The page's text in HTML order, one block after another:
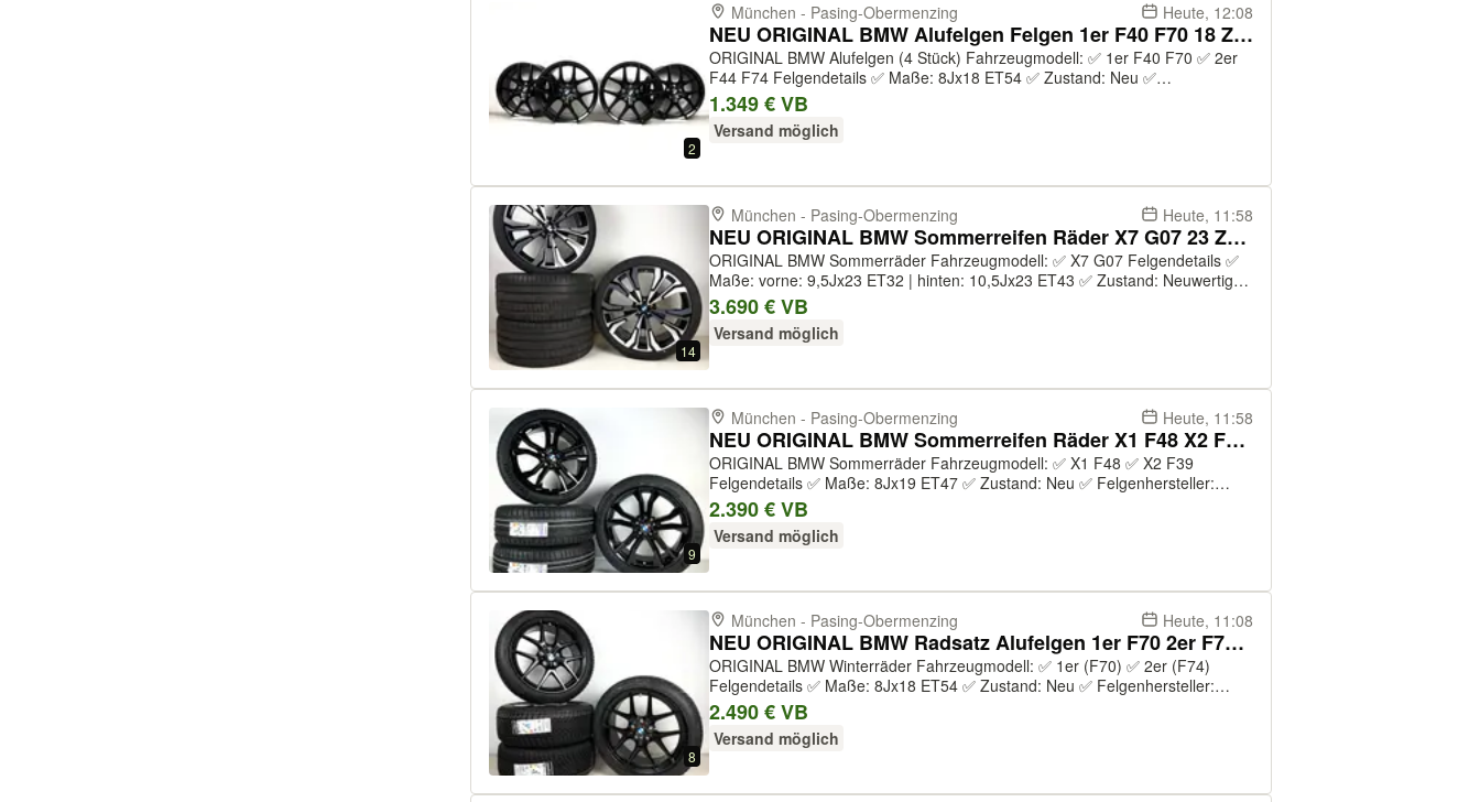
2
München - Pasing-Obermenzing Heute, 12:08
NEU ORIGINAL BMW Alufelgen Felgen 1er F40 F70 18 Zoll 554M
ORIGINAL BMW Alufelgen (4 Stück) Fahrzeugmodell: ✅ 1er F40 F70 ✅ 2er
F44 F74 Felgendetails ✅ Maße: 8Jx18 ET54 ✅ Zustand: Neu ✅
Felgenhersteller: BMW ✅ Herstellernummer: 36118092354 ✅ Felgenmodell:
554M ✅ Farbe: jet black matt ✅ Druckkontrollsys...
1.349 € VB
Versand möglich
14
München - Pasing-Obermenzing Heute, 11:58
NEU ORIGINAL BMW Sommerreifen Räder X7 G07 23 Zoll 914i
ORIGINAL BMW Sommerräder Fahrzeugmodell: ✅ X7 G07 Felgendetails ✅
Maße: vorne: 9,5Jx23 ET32 | hinten: 10,5Jx23 ET43 ✅ Zustand: Neuwertig
(Überführungsfahrt 18km. Noppen und Farbstreifen auf den Reifen noch
sichtbar) ✅ Felgenhersteller: BMW ✅ Her...
3.690 € VB
Versand möglich
9
München - Pasing-Obermenzing Heute, 11:58
NEU ORIGINAL BMW Sommerreifen Räder X1 F48 X2 F39 19 Zoll 715M
ORIGINAL BMW Sommerräder Fahrzeugmodell: ✅ X1 F48 ✅ X2 F39
Felgendetails ✅ Maße: 8Jx19 ET47 ✅ Zustand: Neu ✅ Felgenhersteller:
BMW ✅ Herstellernummer: 36108008616 ✅ Felgenmodell: 715M ✅ Farbe:
Glanzschwarz ✅ Druckkontrollsystem: Ja ✅ Original: J...
2.390 € VB
Versand möglich
8
München - Pasing-Obermenzing Heute, 11:08
NEU ORIGINAL BMW Radsatz Alufelgen 1er F70 2er F74 18 Zoll 554M
ORIGINAL BMW Winterräder Fahrzeugmodell: ✅ 1er (F70) ✅ 2er (F74)
Felgendetails ✅ Maße: 8Jx18 ET54 ✅ Zustand: Neu ✅ Felgenhersteller:
BMW ✅ Herstellernummer: 36118092354 ✅ Felgenmodell: 554M ✅ Farbe:
jet black matt ✅ Druckkontrollsystem: Ja ✅ Or...
2.490 € VB
Versand möglich